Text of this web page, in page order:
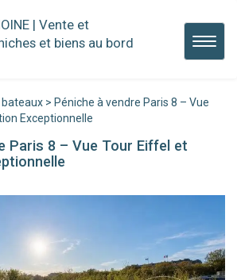
de
bateaux > Péniche à vendre Paris 8 – Vue
Exceptionnelle
Paris 8 – Vue Tour Eiffel et